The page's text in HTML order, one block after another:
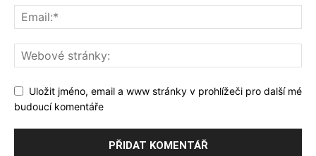
Uložit jméno, email a www stránky v prohlížeči pro další mé
budoucí komentáře